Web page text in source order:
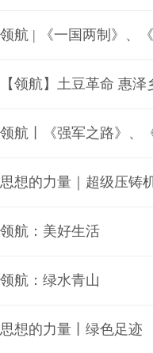
领航 | 《一国两制》、
【领航】土豆革命 惠
领航丨《强军之路》、
思想的力量｜超级压铸
领航：美好生活
领航：绿水青山
思想的力量丨绿色足迹